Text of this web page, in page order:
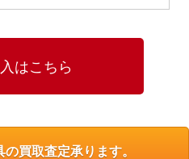
はこちら
買取査定承ります。